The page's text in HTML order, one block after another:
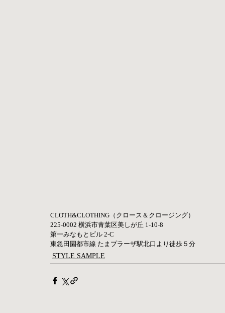
CLOTH&CLOTHING（クロース＆クロージング）
225-0002 横浜市青葉区美しが丘 1-10-8
第一みなもとビル 2-C
東急田園都市線 たまプラーザ駅北口より徒歩５分
STYLE SAMPLE